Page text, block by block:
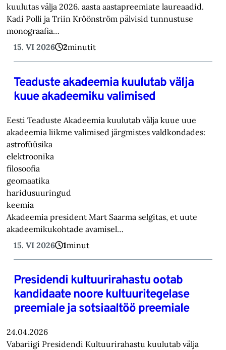
kuulutas välja 2026. aasta aastapreemiate laureaadid.
Kadi Polli ja Triin Kröönström pälvisid tunnustuse
monograafia…
15. VI 2026
2minutit
Teaduste akadeemia kuulutab välja
kuue akadeemiku valimised
Eesti Teaduste Akadeemia kuulutab välja kuue uue
akadeemia liikme valimised järgmistes valdkondades:
astrofüüsika
elektroonika
filosoofia
geomaatika
haridusuuringud
keemia
Akadeemia president Mart Saarma selgitas, et uute
akadeemikukohtade avamisel…
15. VI 2026
1minut
Presidendi kultuurirahastu ootab
kandidaate noore kultuuritegelase
preemiale ja sotsiaaltöö preemiale
24.04.2026
Vabariigi Presidendi Kultuurirahastu kuulutab välja